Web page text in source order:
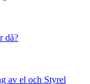
då?
av el och Styrel